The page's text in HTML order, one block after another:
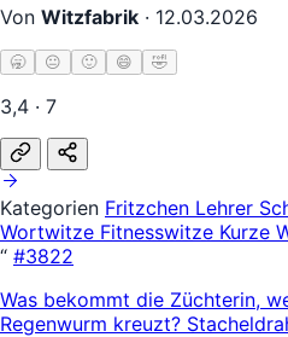
Von Witzfabrik · 12.03.2026
🥱 😐 🙂 😄 🤣
3,4 · 7
Kategorien Fritzchen Lehrer
Wortwitze Fitnesswitze Kurze
“ #3822
Was bekommt die Züchterin,
Regenwurm kreuzt?